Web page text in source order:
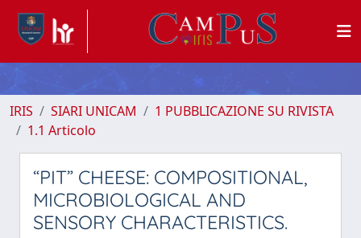
IRIS SIARI UNICAM
1 PUBBLICAZIONE SU RIVISTA
1.1 Articolo
“PIT” CHEESE: COMPOSITIONAL,
MICROBIOLOGICAL AND
SENSORY CHARACTERISTICS.